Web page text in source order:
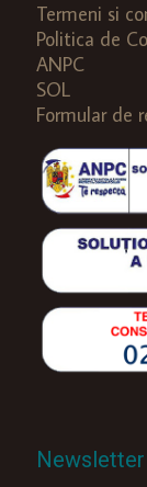
Termeni si
Politica de
ANPC
SOL
Formular de
Newsletter